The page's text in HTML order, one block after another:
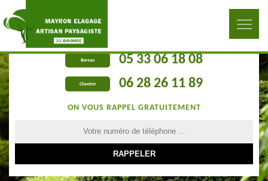
Bureau 05 33 06 18 08
Chantier 06 28 26 11 89
ON VOUS RAPPEL GRATUITEMENT